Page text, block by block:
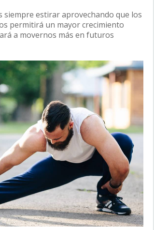
estirar aprovechando que los
permitirá un mayor crecimiento
a movernos más en futuros